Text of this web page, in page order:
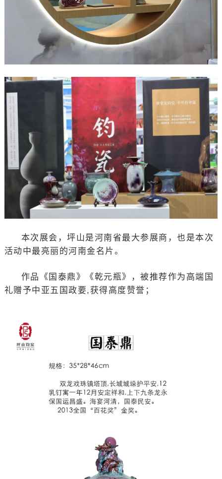
本次展会，坪山是河南省最大参展商，也是本次
活动中最亮丽的河南金名片。
作品《国泰鼎》《乾元瓶》，被推荐作为高端国
礼赠予中亚五国政要,获得高度赞誉；